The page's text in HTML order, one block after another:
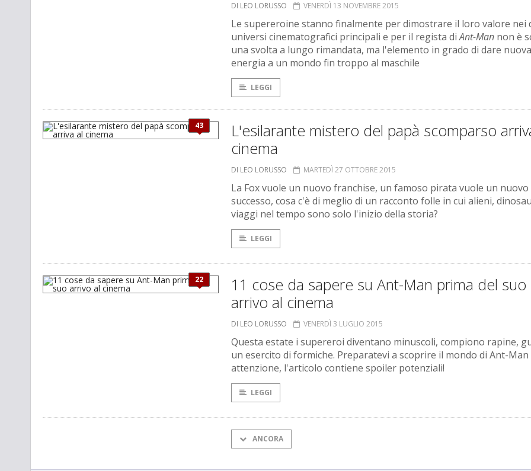
DI LEO LORUSSO VENERDÌ 13 NOVEMBRE 2015
Le supereroine stanno finalmente per dimostrare il loro valore nei
universi cinematografici principali e per il regista diAnt-Man non è
una svolta a lungo rimandata, ma l'elemento in grado di dare nuova
energia a un mondo fin troppo al maschile
LEGGI
43
L'esilarante mistero del papà scomparso
cinema
DI LEO LORUSSO MARTEDÌ 27 OTTOBRE 2015
La Fox vuole un nuovo franchise, un famoso pirata vuole un nuovo
successo, cosa c'è di meglio di un racconto folle in cui alieni,
viaggi nel tempo sono solo l'inizio della storia?
LEGGI
22
11 cose da sapere su Ant-Man prima del suo
arrivo al cinema
DI LEO LORUSSO VENERDÌ 3 LUGLIO 2015
Questa estate i supereroi diventano minuscoli, compiono rapine,
un esercito di formiche. Preparatevi a scoprire il mondo di Ant-Man
attenzione, l'articolo contiene spoiler potenziali!
LEGGI
ANCORA